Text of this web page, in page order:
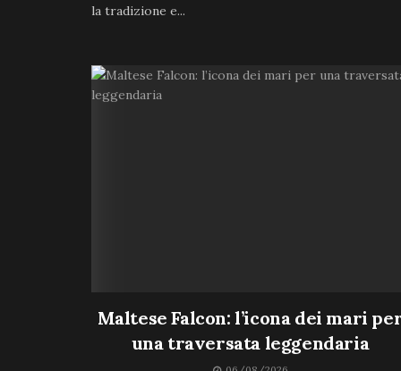
la tradizione e...
Maltese Falcon: l’icona dei mari
una traversata leggendaria